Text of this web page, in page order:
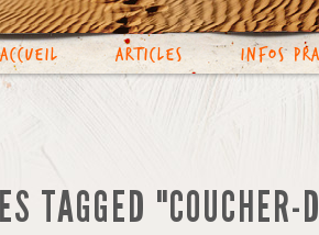
Accueil Articles Infos
TAGGED